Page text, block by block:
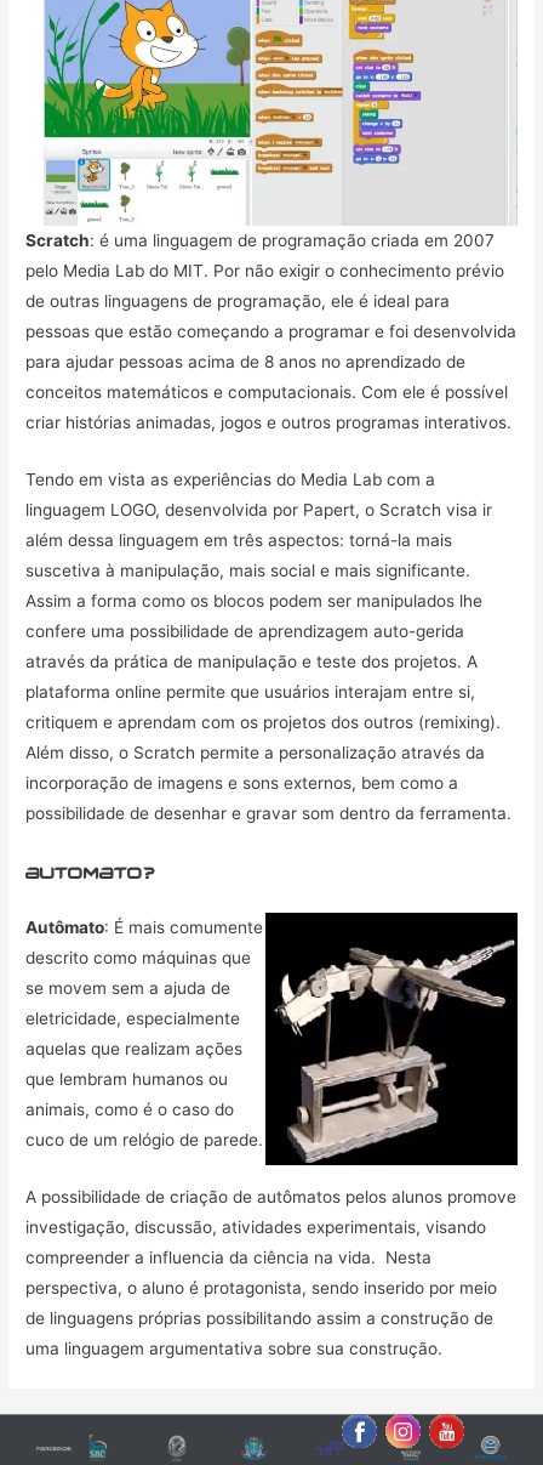
Scratch: é uma linguagem de programação criada em 2007
pelo Media Lab do MIT. Por não exigir o conhecimento prévio
de outras linguagens de programação, ele é ideal para
pessoas que estão começando a programar e foi desenvolvida
para ajudar pessoas acima de 8 anos no aprendizado de
conceitos matemáticos e computacionais. Com ele é possível
criar histórias animadas, jogos e outros programas interativos.
Tendo em vista as experiências do Media Lab com a
linguagem LOGO, desenvolvida por Papert, o Scratch visa ir
além dessa linguagem em três aspectos: torná-la mais
suscetiva à manipulação, mais social e mais significante.
Assim a forma como os blocos podem ser manipulados lhe
confere uma possibilidade de aprendizagem auto-gerida
através da prática de manipulação e teste dos projetos. A
plataforma online permite que usuários interajam entre si,
critiquem e aprendam com os projetos dos outros (remixing).
Além disso, o Scratch permite a personalização através da
incorporação de imagens e sons externos, bem como a
possibilidade de desenhar e gravar som dentro da ferramenta.
automato?
Autômato: É mais comumente
descrito como máquinas que
se movem sem a ajuda de
eletricidade, especialmente
aquelas que realizam ações
que lembram humanos ou
animais, como é o caso do
cuco de um relógio de parede.
A possibilidade de criação de autômatos pelos alunos promove
investigação, discussão, atividades experimentais, visando
compreender a influencia da ciência na vida. Nesta
perspectiva, o aluno é protagonista, sendo inserido por meio
de linguagens próprias possibilitando assim a construção de
uma linguagem argumentativa sobre sua construção.